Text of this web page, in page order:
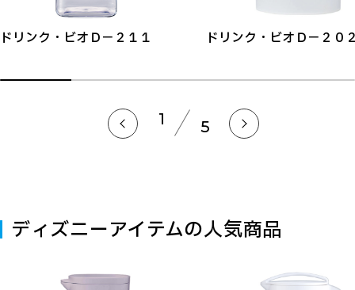
ドリンク・ビオＤ－２１１ ドリンク・ビオＤ－２０
1 5
ディズニーアイテムの人気商品